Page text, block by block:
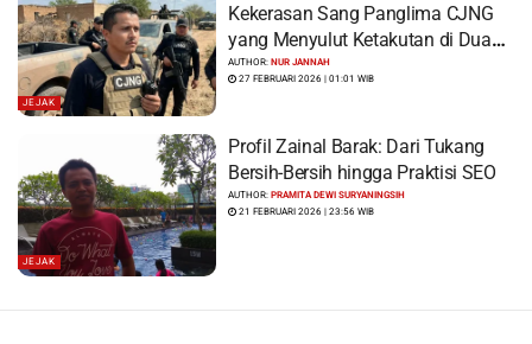
JEJAK
Kekerasan Sang Panglima CJNG
yang Menyulut Ketakutan di Dua
Benua
AUTHOR:NUR JANNAH
27 FEBRUARI 2026 | 01:01 WIB
JEJAK
Profil Zainal Barak: Dari Tukang
Bersih-Bersih hingga Praktisi SEO
AUTHOR:PRAMITA DEWI SURYANINGSIH
21 FEBRUARI 2026 | 23:56 WIB